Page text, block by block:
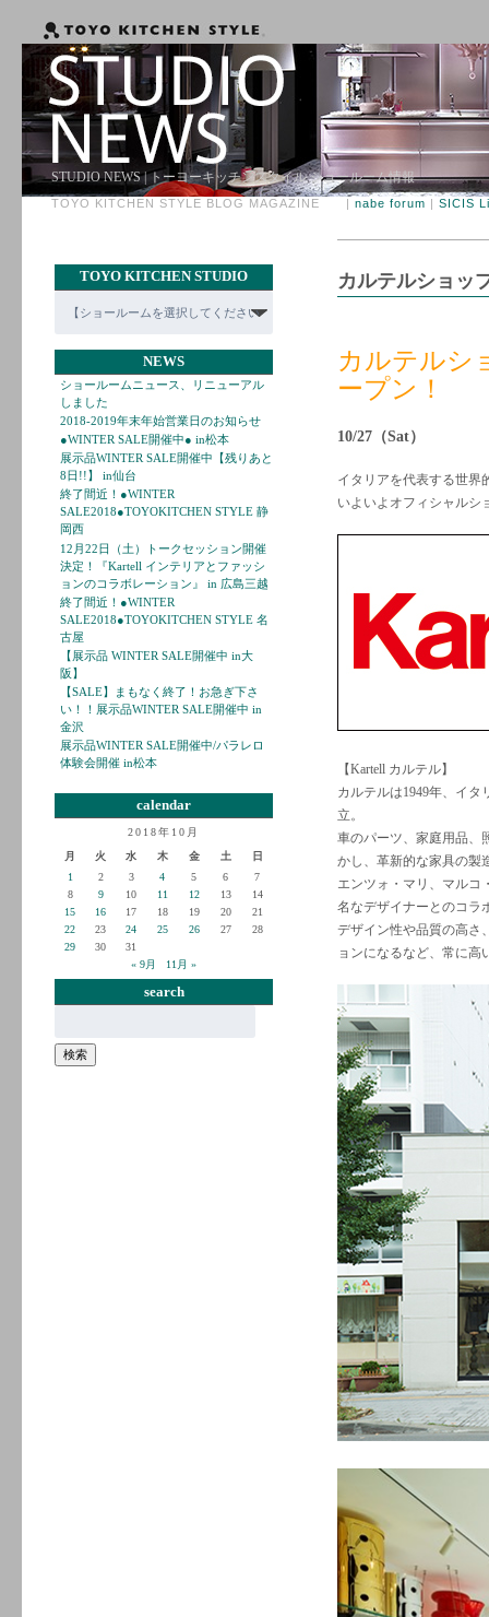
STUDIO NEWS | トーヨーキッチンスタイル ショールーム情報
TOYO KITCHEN STYLE BLOG MAGAZINE | nabe forum | SICIS
TOYO KITCHEN STUDIO
NEWS
ショールームニュース、リニューアル
しました
2018-2019年末年始営業日のお知らせ
●WINTER SALE開催中● in松本
展示品WINTER SALE開催中【残りあと
8日!!】 in仙台
終了間近！●WINTER
SALE2018●TOYOKITCHEN STYLE 静
岡西
12月22日（土）トークセッション開催
決定！『Kartell インテリアとファッシ
ョンのコラボレーション』 in 広島三越
終了間近！●WINTER
SALE2018●TOYOKITCHEN STYLE 名
古屋
【展示品 WINTER SALE開催中 in大
阪】
【SALE】まもなく終了！お急ぎ下さ
い！！展示品WINTER SALE開催中 in
金沢
展示品WINTER SALE開催中/パラレロ
体験会開催 in松本
calendar
2018年10月
月
火 水 木 金 土
日
1
2 3 4 5 6
7
8
9 10 11 12 13
14
15
16 17 18 19 20
21
22
23 24 25 26 27
28
29
30
31
« 9月
11月 »
search
検索
カルテルショッ
カルテルシ
ープン！
10/27（Sat）
イタリアを代表する世界
いよいよオフィシャルシ
【Kartell カルテル】
カルテルは1949年、イ
立。
車のパーツ、家庭用品、
かし、革新的な家具の製
エンツォ・マリ、マルコ
名なデザイナーとのコラ
デザイン性や品質の高さ
ョンになるなど、常に高